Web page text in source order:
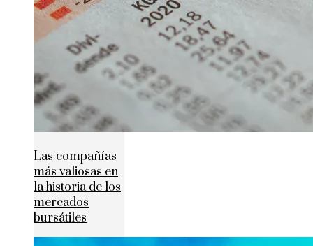
Las compañías
más valiosas en
la historia de los
mercados
bursátiles